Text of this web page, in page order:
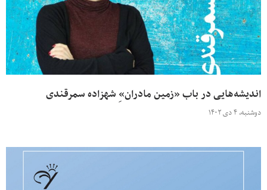
اندیشه‌هایی در باب «زمین مادران»ِ شهزاده سمرقندی
دوشنبه، ۴ دی ۱۴۰۲